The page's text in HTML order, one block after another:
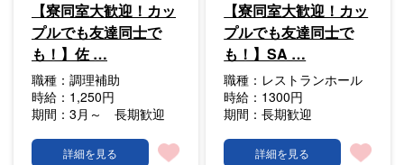
【寮同室大歓迎！カッ
プルでも友達同士で
も！】佐 …
職種： 調理補助
時給： 1,250円
期間： 3月～ 長期歓迎
詳細を見る
【寮同室大歓迎！カッ
プルでも友達同士で
も！】SA …
職種： レストランホール
時給： 1300円
期間：長期歓迎
詳細を見る